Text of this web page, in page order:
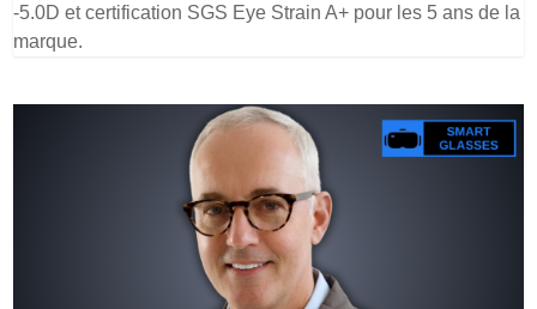
-5.0D et certification SGS Eye Strain A+ pour les 5 ans de la
marque.